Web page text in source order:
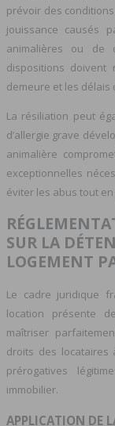
prévoir des
jouissance causés
animalières ou de
dispositions doivent
demeure et les délais
La résiliation peut
d’allergie grave
animalière
exceptionnelles
éviter les abus tout
SUR LA
LOGEMENT
Le cadre juridique
location présente
maîtriser
droits des locataires
prérogatives
immobilier.
APPLICATION DE